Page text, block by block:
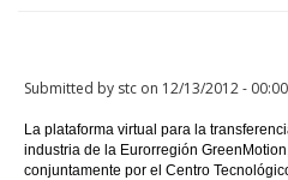
Links
Submitted by stc on 12/13/2012 - 00:00
La plataforma virtual para la
industria de la Eurorregión
conjuntamente por el Centro